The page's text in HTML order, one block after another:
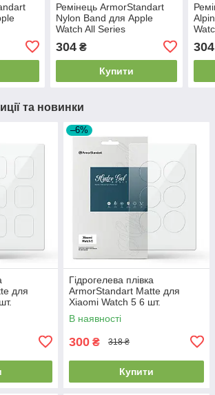
Ремінець ArmorStandart
Nylon Band для Apple
Watch All Series
42/44/45/49mm Storm Blue
(ARM74221)
304₴
Купити
304
та новинки
для
–6%
Гідрогелева плівка
ArmorStandart Matte для
Xiaomi Watch 5 6 шт.
(ARM92792)
В наявності
300 ₴ 318 ₴
Купити